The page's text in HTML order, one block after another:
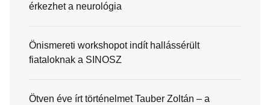
érkezhet a neurológia
Önismereti workshopot indít hallássérült
fiataloknak a SINOSZ
Ötven éve írt történelmet Tauber Zoltán – a